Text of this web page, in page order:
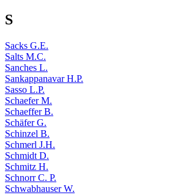
S
Sacks G.E.
Salts M.C.
Sanches L.
Sankappanavar H.P.
Sasso L.P.
Schaefer M.
Schaeffer B.
Schäfer G.
Schinzel B.
Schmerl J.H.
Schmidt D.
Schmitz H.
Schnorr C. P.
Schwabhauser W.